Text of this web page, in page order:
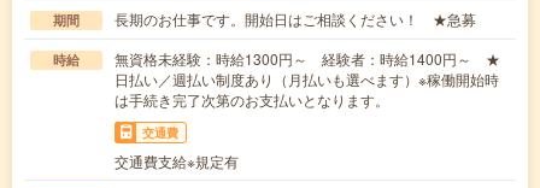
期間 長期のお仕事です。開始日はご相談ください！ ★急募
時給
無資格未経験：時給1300円～ 経験者：時給1400円～ ★
日払い／週払い制度あり（月払いも選べます）※稼働開始時
は手続き完了次第のお支払いとなります。
交通費
交通費支給※規定有